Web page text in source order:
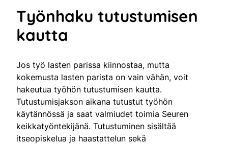
Työnhaku tutustumisen
kautta
Jos työ lasten parissa kiinnostaa, mutta
kokemusta lasten parista on vain vähän, voit
hakeutua työhön tutustumisen kautta.
Tutustumisjakson aikana tutustut työhön
käytännössä ja saat valmiudet toimia Seuren
keikkatyöntekijänä. Tutustuminen sisältää
itseopiskelua ja haastattelun sekä